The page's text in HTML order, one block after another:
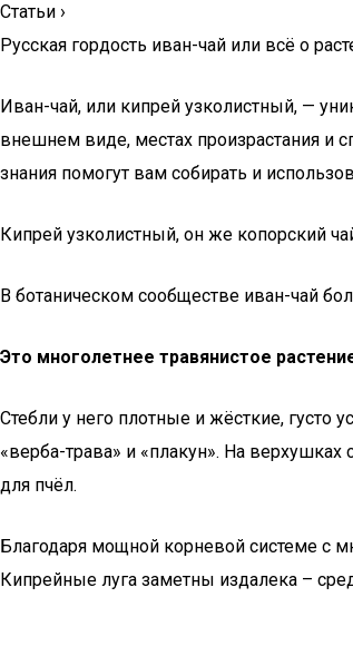
Статьи ›
Русская гордость иван-чай или всё о
Иван-чай, или кипрей узколистный, —
внешнем виде, местах произрастания и
знания помогут вам собирать и
Кипрей узколистный, он же копорский
В ботаническом сообществе иван-чай
Это многолетнее травянистое
Стебли у него плотные и жёсткие,
«верба-трава» и «плакун». На
для пчёл.
Благодаря мощной корневой системе с
Кипрейные луга заметны издалека –